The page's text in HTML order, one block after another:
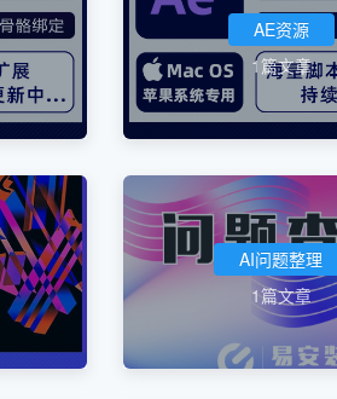
AE资源
1篇文章
AI问题整理
1篇文章